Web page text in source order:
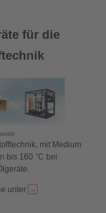
für die
mit Medium
bis 160 °C bei
unter